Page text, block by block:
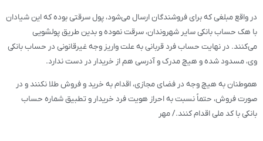
در واقع مبلغی که برای فروشندگان ارسال می‌شود، پول سرقتی بوده که این شیادان
با هک حساب بانکی سایر شهروندان، سرقت نموده و بدین طریق پولشویی
می‌کنند. در نهایت حساب فرد قربانی به علت واریز وجه غیرقانونی در حساب بانکی
وی، مسدود شده و هیچ مدرک و آدرسی هم از خریدار در دست ندارد.
هموطنان به هیچ وجه در فضای مجازی، اقدام به خرید و فروش طلا نکنند و در
صورت فروش، حتماً نسبت به احراز هویت فرد خریدار و تطبیق شماره حساب
بانکی با کد ملی اقدام کنند./ مهر